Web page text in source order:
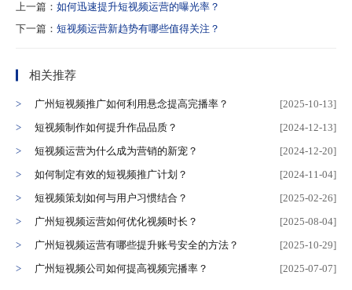
上一篇： 如何迅速提升短视频运营的曝光率？
下一篇： 短视频运营新趋势有哪些值得关注？
相关推荐
广州短视频推广如何利用悬念提高完播率？
[2025-10-13]
短视频制作如何提升作品品质？
[2024-12-13]
短视频运营为什么成为营销的新宠？
[2024-12-20]
如何制定有效的短视频推广计划？
[2024-11-04]
短视频策划如何与用户习惯结合？
[2025-02-26]
广州短视频运营如何优化视频时长？
[2025-08-04]
广州短视频运营有哪些提升账号安全的方法？
[2025-10-29]
广州短视频公司如何提高视频完播率？
[2025-07-07]